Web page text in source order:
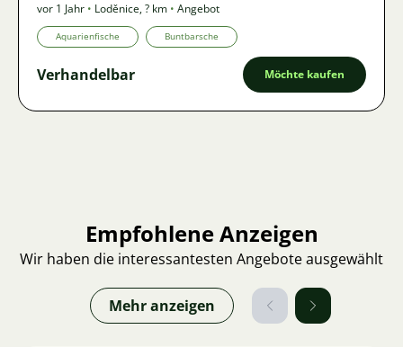
vor 1 Jahr • Loděnice,? km • Angebot
Aquarienfische Buntbarsche
Verhandelbar Möchte kaufen
Empfohlene Anzeigen
Wir haben die interessantesten Angebote ausgewählt
Mehr anzeigen